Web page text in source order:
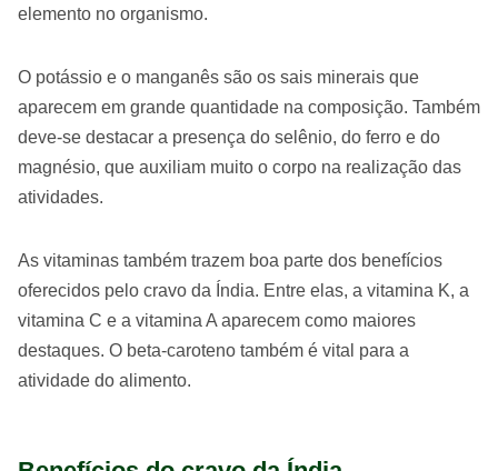
elemento no organismo.
O potássio e o manganês são os sais minerais que
aparecem em grande quantidade na composição. Também
deve-se destacar a presença do selênio, do ferro e do
magnésio, que auxiliam muito o corpo na realização das
atividades.
As vitaminas também trazem boa parte dos benefícios
oferecidos pelo cravo da Índia. Entre elas, a vitamina K, a
vitamina C e a vitamina A aparecem como maiores
destaques. O beta-caroteno também é vital para a
atividade do alimento.